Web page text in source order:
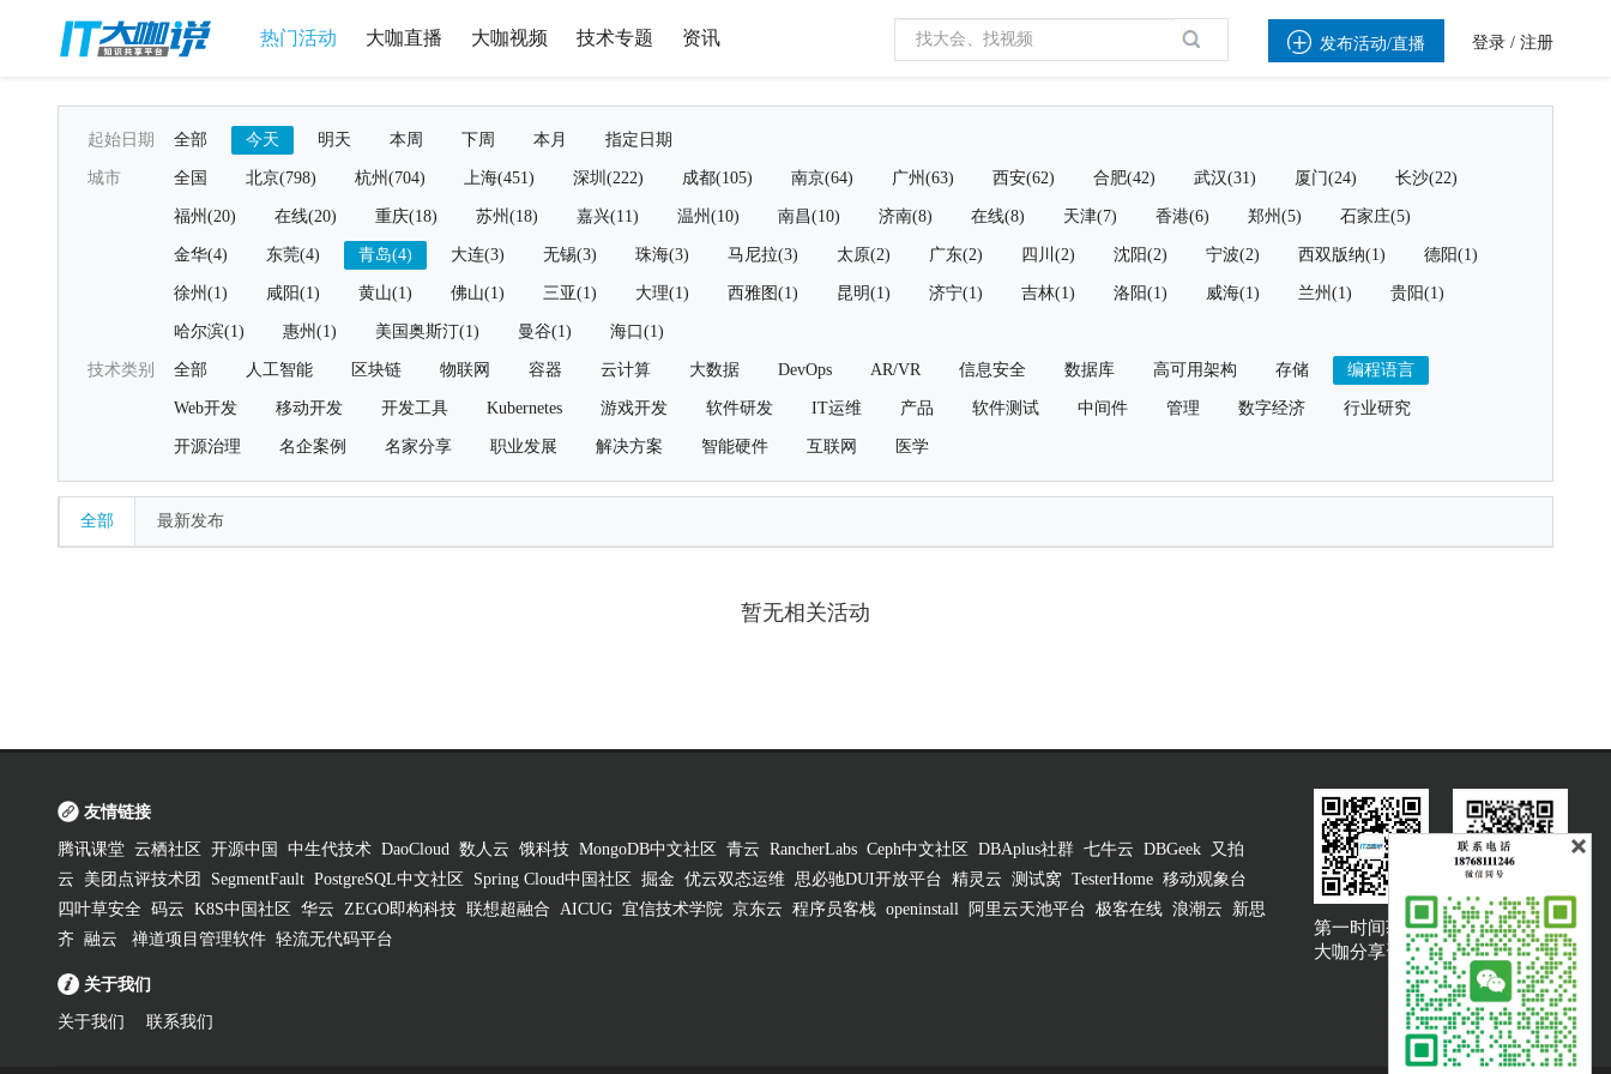
热门活动 大咖直播 大咖视频 技术专题 资讯  发布活动/直播 登录 / 注册
起始日期 全部 今天 明天 本周 下周 本月 指定日期
城市 全国 北京(798) 杭州(704) 上海(451) 深圳(222) 成都(105) 南京(64) 广州(63) 西安(62) 合肥(42) 武汉(31) 厦门(24) 长沙(22)
福州(20) 在线(20) 重庆(18) 苏州(18) 嘉兴(11) 温州(10) 南昌(10) 济南(8) 在线(8) 天津(7) 香港(6) 郑州(5) 石家庄(5)
金华(4) 东莞(4) 青岛(4) 大连(3) 无锡(3) 珠海(3) 马尼拉(3) 太原(2) 广东(2) 四川(2) 沈阳(2) 宁波(2) 西双版纳(1) 德阳(1)
徐州(1) 咸阳(1) 黄山(1) 佛山(1) 三亚(1) 大理(1) 西雅图(1) 昆明(1) 济宁(1) 吉林(1) 洛阳(1) 威海(1) 兰州(1) 贵阳(1)
哈尔滨(1) 惠州(1) 美国奥斯汀(1) 曼谷(1) 海口(1)
技术类别 全部 人工智能 区块链 物联网 容器 云计算 大数据 DevOps AR/VR 信息安全 数据库 高可用架构 存储 编程语言
Web开发 移动开发 开发工具 Kubernetes 游戏开发 软件研发 IT运维 产品 软件测试 中间件 管理 数字经济 行业研究
开源治理 名企案例 名家分享 职业发展 解决方案 智能硬件 互联网 医学
全部 最新发布
暂无相关活动
友情链接
腾讯课堂 云栖社区 开源中国 中生代技术 DaoCloud 数人云 饿科技 MongoDB中文社区 青云 RancherLabs Ceph中文社区 DBAplus社群 七牛云 DBGeek
又拍
云
美团点评技术团 SegmentFault PostgreSQL中文社区 Spring Cloud中国社区 掘金 优云双态运维 思必驰DUI开放平台 精灵云 测试窝 TesterHome 移动观象台
四叶草安全 码云 K8S中国社区 华云 ZEGO即构科技 联想超融合 AICUG 宜信技术学院 京东云 程序员客栈 openinstall 阿里云天池平台 极客在线 浪潮云
新思
齐 融云 禅道项目管理软件 轻流无代码平台
关于我们
关于我们 联系我们
第一时间获取
大咖分享资讯
大咖说吐槽客服